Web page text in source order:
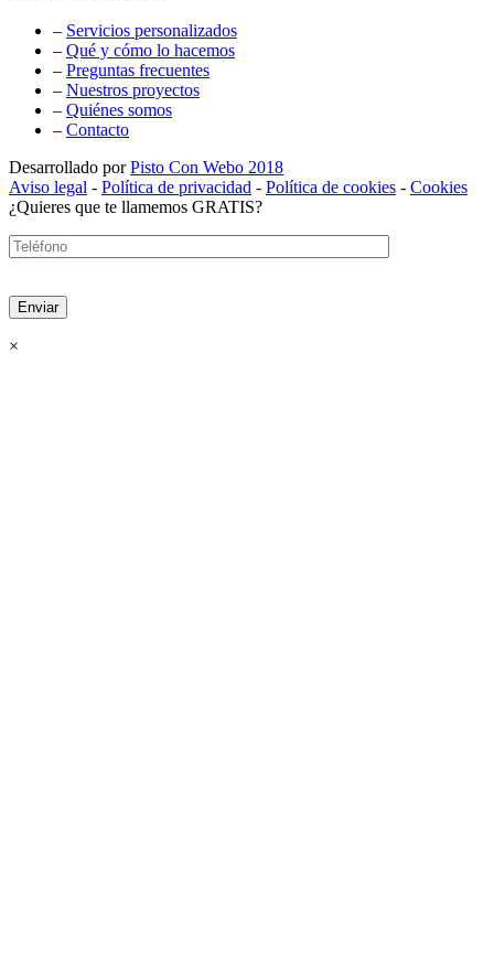
– Servicios personalizados
– Qué y cómo lo hacemos
– Preguntas frecuentes
– Nuestros proyectos
– Quiénes somos
– Contacto
Desarrollado porPisto Con Webo 2018
Aviso legal - Política de privacidad - Política de cookies - Cookies
¿Quieres que te llamemos GRATIS?
×